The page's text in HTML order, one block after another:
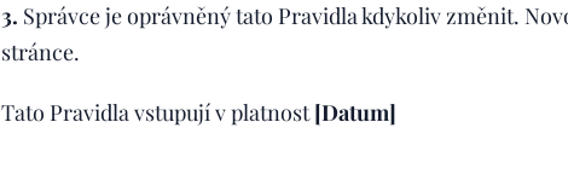
3. Správce je oprávněný tato Pravidla kdykoliv změnit.
stránce.
Tato Pravidla vstupují v platnost[Datum]